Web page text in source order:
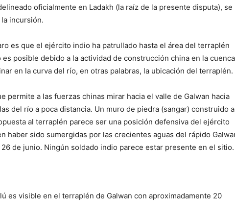
oficialmente en Ladakh (la raíz de la presente disputa), se
incursión.
es que el ejército indio ha patrullado hasta el área del terraplén
es posible debido a la actividad de construcción china en la cuenca
en la curva del río, en otras palabras, la ubicación del terraplén.
permite a las fuerzas chinas mirar hacia el valle de Galwan hacia
del río a poca distancia. Un muro de piedra (sangar) construido
al terraplén parece ser una posición defensiva del ejército
haber sido sumergidas por las crecientes aguas del rápido
de junio. Ningún soldado indio parece estar presente en el sitio.
es visible en el terraplén de Galwan con aproximadamente 20